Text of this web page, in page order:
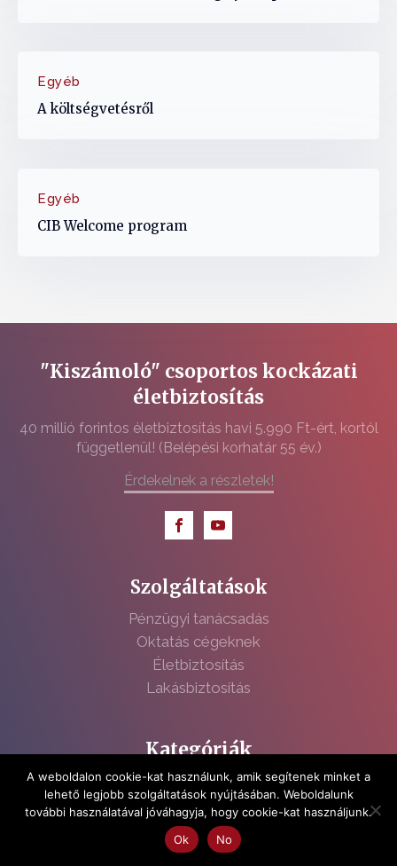
Egyéb
A költségvetésről
Egyéb
CIB Welcome program
"Kiszámoló" csoportos kockázati
életbiztosítás
40 millió forintos életbiztosítás havi 5.990 Ft-ért, kortól
függetlenül! (Belépési korhatár 55 év.)
Érdekelnek a részletek!
Szolgáltatások
Pénzügyi tanácsadás
Oktatás cégeknek
Életbiztosítás
Lakásbiztosítás
Kategóriák
Pénzügyekről minden
Gazdasági hírek
Befektetés és közgazdaságtan
Pénzügyek a családban
A weboldalon cookie-kat használunk, amik segítenek minket a
lehető legjobb szolgáltatások nyújtásában. Weboldalunk
további használatával jóváhagyja, hogy cookie-kat használjunk.
Ok
No